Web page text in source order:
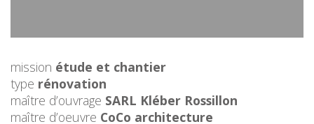
mission étude et chantier
type rénovation
maître d’ouvrage SARL Kléber Rossillon
maître d’oeuvre CoCo architecture